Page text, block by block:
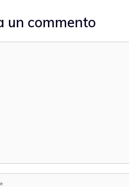
un commento